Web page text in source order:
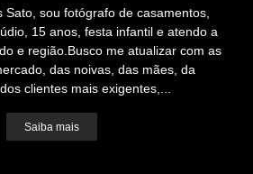
Sato, sou fotógrafo de casamentos,
15 anos, festa infantil e atendo a
e região.Busco me atualizar com as
das noivas, das mães, da
clientes mais exigentes,...
Saiba mais